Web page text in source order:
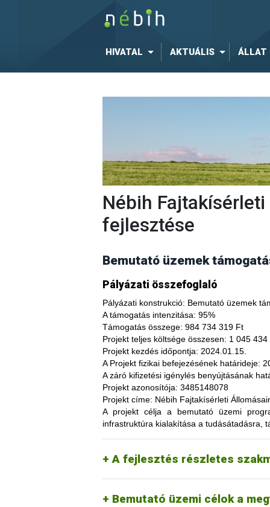
HIVATAL AKTUÁLIS ÁLLAT
Nébih
fejlesztése
Bemutató üzemek
Pályázati összefoglaló
Pályázati konstrukció: Bemutató üzemek
A támogatás intenzitása: 95%
Támogatás összege: 984 734 319 Ft
Projekt teljes költsége összesen: 1 045 434
Projekt kezdés időpontja: 2024.01.15.
A Projekt fizikai befejezésének határideje:
A záró kifizetési igénylés benyújtásának
Projekt azonosítója: 3485148078
Projekt címe: Nébih Fajtakísérleti
A projekt céljaa bemutató üzemi
infrastruktúra kialakítása a tudásátadásra,
A fejlesztés részletes
A fajtakísérleti és fajtakitermesztési
termesztés bizonytalanságából adódó
képesség. A fajtakísérlet során
megszerzési lehetőség, amelynek
túl, az aktuális termelési eljárások és
(fajtákat), környezetvédelmi
kibocsátást, valamint eredményesen
Bemutató üzemi célok a
Tordas
kertészeti (zöldség,
Pölöske
kertészeti (gyümölcs)